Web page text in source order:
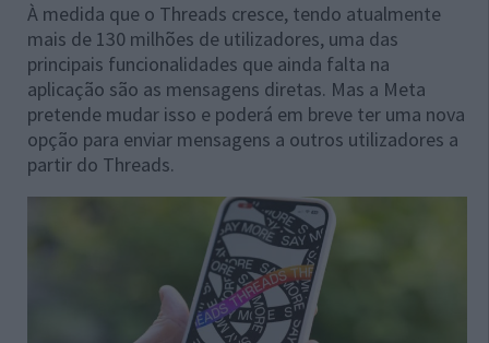
À medida que o Threads cresce, tendo atualmente
mais de 130 milhões de utilizadores, uma das
principais funcionalidades que ainda falta na
aplicação são as mensagens diretas. Mas a Meta
pretende mudar isso e poderá em breve ter uma nova
opção para enviar mensagens a outros utilizadores a
partir do Threads.